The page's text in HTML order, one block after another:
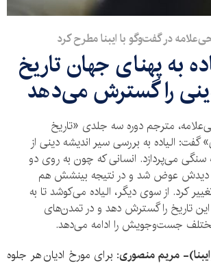
در گفت‌وگو با ایبنا مطرح کرد
به پهنای جهان تاریخ
را گسترش می‌دهد
مترجم دوره سه جلدی «تاریخ
گفت: الیاده به بررسی سیر اندیشه دینی از
سنگی می‌پردازد. انسانی که چون به روی دو
دیدش عوض شد و در نتیجه بینشش هم
کرد. از سوی دیگر، الیاده می‌کوشد تا به
تاریخ را گسترش دهد و در تمدن‌های
جست‌وجویش را ادامه می‌دهد.
مریم منصوری: برای مورخ ادیانهر جلوه